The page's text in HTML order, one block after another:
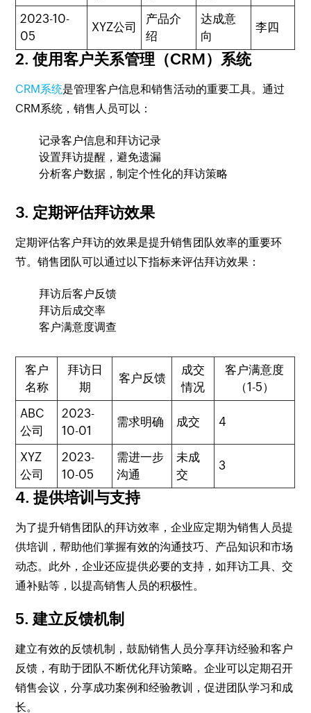
2023-10-
05
XYZ公司
产品介
绍
达成意
向
李四
2. 使用客户关系管理（CRM）系统
CRM系统是管理客户信息和销售活动的重要工具。通过
CRM系统，销售人员可以：
记录客户信息和拜访记录
设置拜访提醒，避免遗漏
分析客户数据，制定个性化的拜访策略
3. 定期评估拜访效果
定期评估客户拜访的效果是提升销售团队效率的重要环
节。销售团队可以通过以下指标来评估拜访效果：
拜访后客户反馈
拜访后成交率
客户满意度调查
客户
名称
拜访日
期
客户反馈
成交
情况
客户满意度
（1-5）
ABC
公司
2023-
10-01
需求明确 成交 4
XYZ
公司
2023-
10-05
需进一步
沟通
未成
交
3
4. 提供培训与支持
为了提升销售团队的拜访效率，企业应定期为销售人员提
供培训，帮助他们掌握有效的沟通技巧、产品知识和市场
动态。此外，企业还应提供必要的支持，如拜访工具、交
通补贴等，以提高销售人员的积极性。
5. 建立反馈机制
建立有效的反馈机制，鼓励销售人员分享拜访经验和客户
反馈，有助于团队不断优化拜访策略。企业可以定期召开
销售会议，分享成功案例和经验教训，促进团队学习和成
长。